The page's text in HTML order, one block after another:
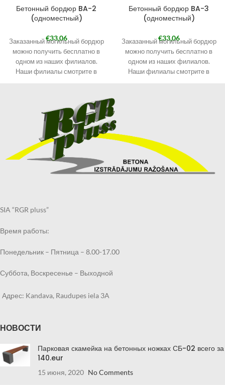
Бетонный бордюр BA-2
(одноместный)
€33,06
Заказанный могильный бордюр
можно получить бесплатно в
одном из наших филиалов.
Наши филиалы смотрите в
выберите «Самовывоз в
Кандаве» и в примечаниях
укажите филиал, в котором
хотите получить могильный
бордюр.
Получить заказанный
могильный бордюр по
указанному Вами адресу также
недели.
Бетонный бордюр BA-3
(одноместный)
€33,06
Заказанный могильный бордюр
можно получить бесплатно в
одном из наших филиалов.
Наши филиалы смотрите в
бордюр.
Получить заказанный
могильный бордюр по
указанному Вами адресу также
SIA “RGR pluss”
Время работы:
Понедельник – Пятница – 8.00-17.00
Суббота, Воскресенье – Выходной
Адрес: Kandava, Raudupes iela 3A
НОВОСТИ
Парковая скамейка на бетонных ножках СБ-02 всего за
140.eur
15 июня, 2020 No Comments